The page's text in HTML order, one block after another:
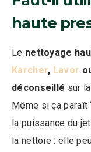
haute
Le nettoyage
Karcher, Lavor
déconseillé sur
Même si ça paraît
la puissance du
la nettoie : elle